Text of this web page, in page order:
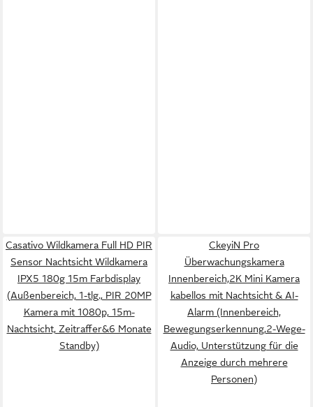
Casativo Wildkamera Full HD PIR
Sensor Nachtsicht Wildkamera
IPX5 180g 15m Farbdisplay
(Außenbereich, 1-tlg., PIR 20MP
Kamera mit 1080p, 15m-
Nachtsicht, Zeitraffer&6 Monate
Standby)
CkeyiN Pro
Überwachungskamera
Innenbereich,2K Mini Kamera
kabellos mit Nachtsicht & AI-
Alarm (Innenbereich,
Bewegungserkennung,2-Wege-
Audio, Unterstützung für die
Anzeige durch mehrere
Personen)